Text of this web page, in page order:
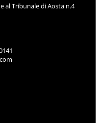
al Tribunale di Aosta n.4